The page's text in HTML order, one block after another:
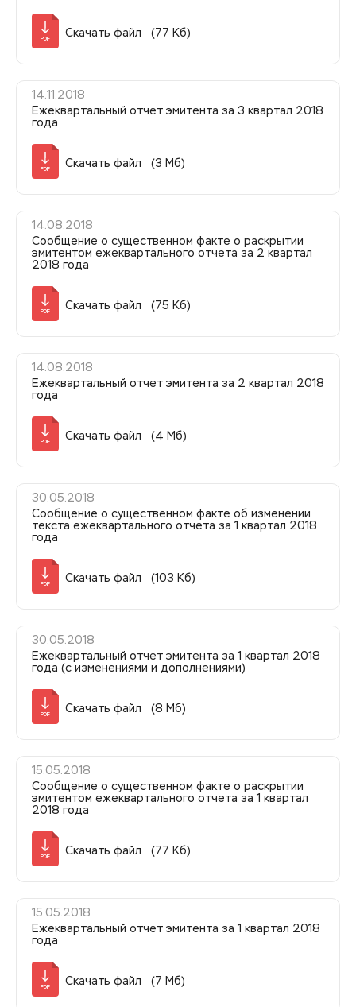
PDF
Скачать файл (77 Кб)
14.11.2018
Ежеквартальный отчет эмитента за 3 квартал 2018
года
PDF
Скачать файл (3 Мб)
14.08.2018
Сообщение о существенном факте о раскрытии
эмитентом ежеквартального отчета за 2 квартал
2018 года
PDF
Скачать файл (75 Кб)
14.08.2018
Ежеквартальный отчет эмитента за 2 квартал 2018
года
PDF
Скачать файл (4 Мб)
30.05.2018
Сообщение о существенном факте об изменении
текста ежеквартального отчета за 1 квартал 2018
года
PDF
Скачать файл (103 Кб)
30.05.2018
Ежеквартальный отчет эмитента за 1 квартал 2018
года (с изменениями и дополнениями)
PDF
Скачать файл (8 Мб)
15.05.2018
Сообщение о существенном факте о раскрытии
эмитентом ежеквартального отчета за 1 квартал
2018 года
PDF
Скачать файл (77 Кб)
15.05.2018
Ежеквартальный отчет эмитента за 1 квартал 2018
года
PDF
Скачать файл (7 Мб)